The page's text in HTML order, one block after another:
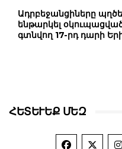
Ադրբեջանցիները
ենթարկել
գտնվող 17-րդ դարի
ՀԵՏԵՒԵՔ ՄԵԶ